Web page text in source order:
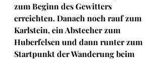
zum Beginn des Gewitters
erreichten. Danach noch rauf zum
Karlstein, ein Abstecher zum
Huberfelsen und dann runter zum
Startpunkt der Wanderung beim